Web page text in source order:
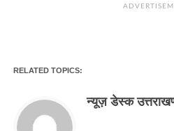
RELATED TOPICS:
न्यूज़ डेस्क